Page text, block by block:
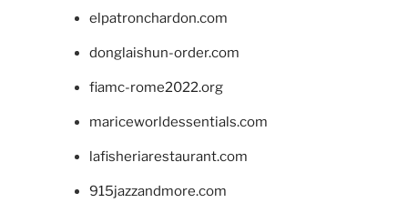
elpatronchardon.com
donglaishun-order.com
fiamc-rome2022.org
mariceworldessentials.com
lafisheriarestaurant.com
915jazzandmore.com